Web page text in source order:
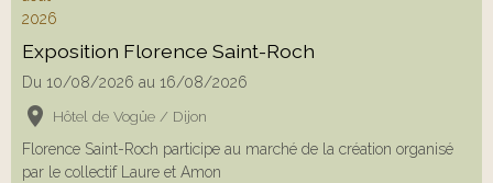
Exposition Florence Saint-Roch
Du 10/08/2026 au 16/08/2026
Hôtel de Vogüe / Dijon
Florence Saint-Roch participe au marché de la création organisé
par le collectif Laure et Amon